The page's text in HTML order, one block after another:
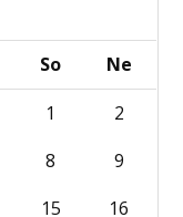
So
Ne
1
2
8
9
15
16